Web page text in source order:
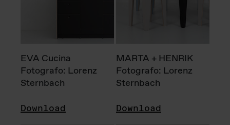
EVA Cucina
Fotografo: Lorenz
Sternbach
Download
MARTA + HENRIK
Fotografo: Lorenz
Sternbach
Download